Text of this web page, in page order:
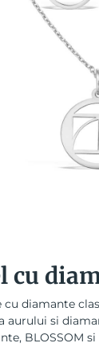
cu
cu diamante
aurului si
BLOSSOM